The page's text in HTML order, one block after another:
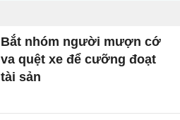
Bắt nhóm người mượn cớ
va quệt xe để cưỡng đoạt
tài sản